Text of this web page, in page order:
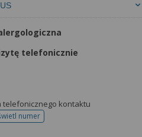
telefonicznie
telefonicznego kontaktu
numer
telefonu do rejestracji